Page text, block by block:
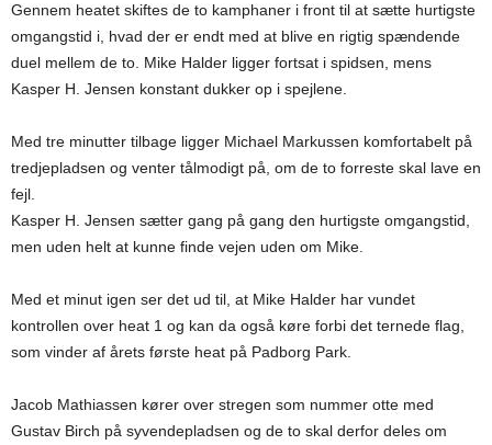
Gennem heatet skiftes de to kamphaner i front til at sætte hurtigste
omgangstid i, hvad der er endt med at blive en rigtig spændende
duel mellem de to. Mike Halder ligger fortsat i spidsen, mens
Kasper H. Jensen konstant dukker op i spejlene.
Med tre minutter tilbage ligger Michael Markussen komfortabelt på
tredjepladsen og venter tålmodigt på, om de to forreste skal lave en
fejl.
Kasper H. Jensen sætter gang på gang den hurtigste omgangstid,
men uden helt at kunne finde vejen uden om Mike.
Med et minut igen ser det ud til, at Mike Halder har vundet
kontrollen over heat 1 og kan da også køre forbi det ternede flag,
som vinder af årets første heat på Padborg Park.
Jacob Mathiassen kører over stregen som nummer otte med
Gustav Birch på syvendepladsen og de to skal derfor deles om